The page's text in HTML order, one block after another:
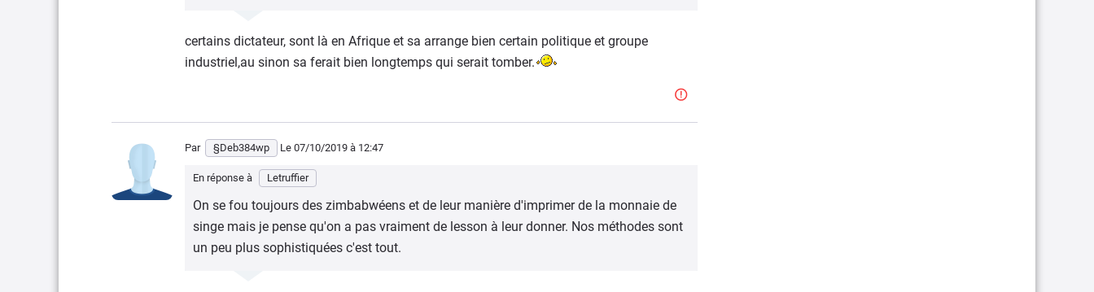
certains dictateur, sont là en Afrique et sa arrange bien certain politique et groupe
industriel,au sinon sa ferait bien longtemps qui serait tomber.
Par §Deb384wp Le 07/10/2019 à 12:47
En réponse à Letruffier
On se fou toujours des zimbabwéens et de leur manière d'imprimer de la monnaie de
singe mais je pense qu'on a pas vraiment de lesson à leur donner. Nos méthodes sont
un peu plus sophistiquées c'est tout.